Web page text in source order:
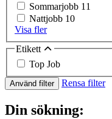
Sommarjobb 11
Nattjobb 10
Visa fler
Etikett
Top Job
Använd filter Rensa filter
Din sökning: